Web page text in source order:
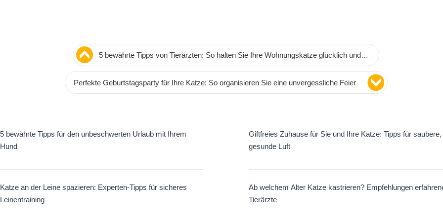
5 bewährte Tipps von Tierärzten: So halten Sie Ihre Wohnungskatze glücklich und
vital
Perfekte Geburtstagsparty für Ihre Katze: So organisieren Sie eine unvergessliche Feier
5 bewährte Tipps für den unbeschwerten Urlaub mit Ihrem
Hund
Giftfreies Zuhause für Sie und Ihre Katze: Tipps für saubere,
gesunde Luft
Katze an der Leine spazieren: Experten-Tipps für sicheres
Leinentraining
Ab welchem Alter Katze kastrieren? Empfehlungen
Tierärzte